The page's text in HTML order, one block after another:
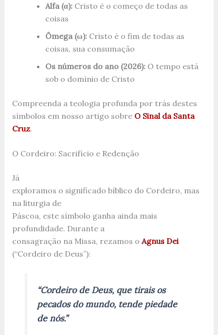
Alfa (α):Cristo é o começo de todas as
coisas
Ômega (ω):Cristo é o fim de todas as
coisas, sua consumação
Os números do ano (2026):O tempo está
sob o domínio de Cristo
Compreenda a teologia profunda por trás destes
símbolos em nosso artigo sobre O Sinal da Santa
Cruz.
O Cordeiro: Sacrifício e Redenção
Já
exploramos o significado bíblico do Cordeiro, mas
na liturgia de
Páscoa, este símbolo ganha ainda mais
profundidade. Durante a
consagração na Missa, rezamos oAgnus Dei
(“Cordeiro de Deus”):
“Cordeiro de Deus, que tirais os
pecados do mundo, tende piedade
de nós.”